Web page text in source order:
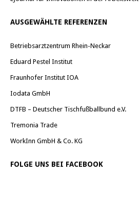
AUSGEWÄHLTE REFERENZEN
Betriebsarztzentrum Rhein-Neckar
Eduard Pestel Institut
Fraunhofer Institut IOA
Iodata GmbH
DTFB – Deutscher Tischfußballbund e.V.
Tremonia Trade
WorkInn GmbH & Co. KG
FOLGE UNS BEI FACEBOOK